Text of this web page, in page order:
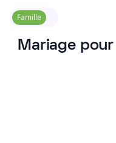
Famille
Mariage